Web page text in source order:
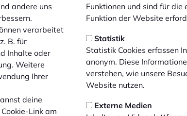
andere uns
verarbeitet
B. für
Inhalte oder
Weitere
Ihrer
deine
Link am
Funktionen und sind für die
Funktion der Website
Statistik
Statistik Cookies erfassen
anonym. Diese
verstehen, wie unsere
Website nutzen.
Externe Medien
vom Hauptbahnhof Gelsenkirchen mit der
sich die U-Bahn-Haltestelle Gelsenkirchen
direkt bis zur Haltestelle VELTINS-Arena
Parkplatz A Adresse fürs Navi: Parkallee, 45891
Bocholt und Brigade Bocholt nach